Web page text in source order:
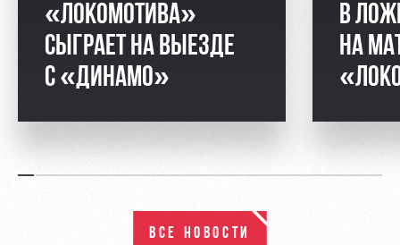
«ЛОКОМОТИВА»
СЫГРАЕТ НА ВЫЕЗДЕ
С «ДИНАМО»
В
НА
ВСЕ НОВОСТИ